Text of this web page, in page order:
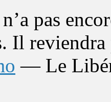
pas
Il
— Le